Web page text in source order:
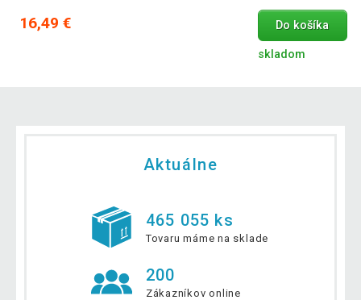
16,49 € Do košíka
skladom
Aktuálne
465 055 ks
Tovaru máme na sklade
200
Zákazníkov online